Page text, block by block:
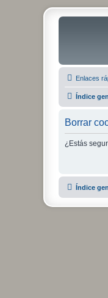
Enlaces
Índice
Borrar
¿Estás
Índice